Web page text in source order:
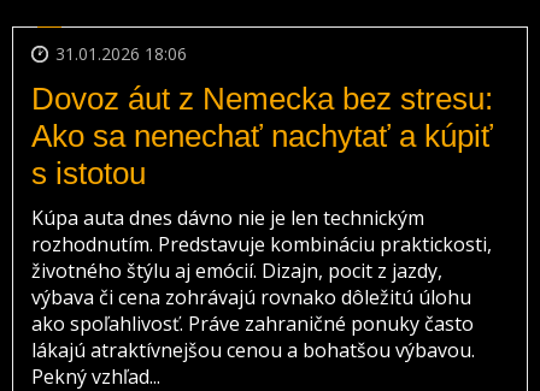
31.01.2026 18:06
Dovoz áut z Nemecka bez stresu:
Ako sa nenechať nachytať a kúpiť
s istotou
Kúpa auta dnes dávno nie je len technickým
rozhodnutím. Predstavuje kombináciu praktickosti,
životného štýlu aj emócií. Dizajn, pocit z jazdy,
výbava či cena zohrávajú rovnako dôležitú úlohu
ako spoľahlivosť. Práve zahraničné ponuky často
lákajú atraktívnejšou cenou a bohatšou výbavou.
Pekný vzhľad...